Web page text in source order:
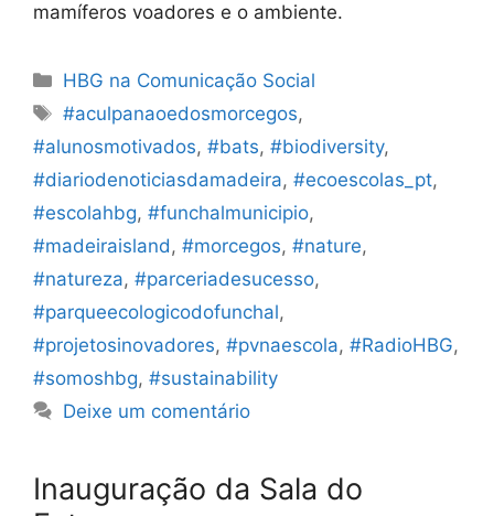
mamíferos voadores e o ambiente.
Categorias
HBG na Comunicação Social
Etiquetas
#aculpanaoedosmorcegos,
#alunosmotivados, #bats, #biodiversity,
#diariodenoticiasdamadeira, #ecoescolas_pt,
#escolahbg, #funchalmunicipio,
#madeiraisland, #morcegos, #nature,
#natureza, #parceriadesucesso,
#parqueecologicodofunchal,
#projetosinovadores, #pvnaescola, #RadioHBG,
#somoshbg, #sustainability
Deixe um comentário
Inauguração da Sala do